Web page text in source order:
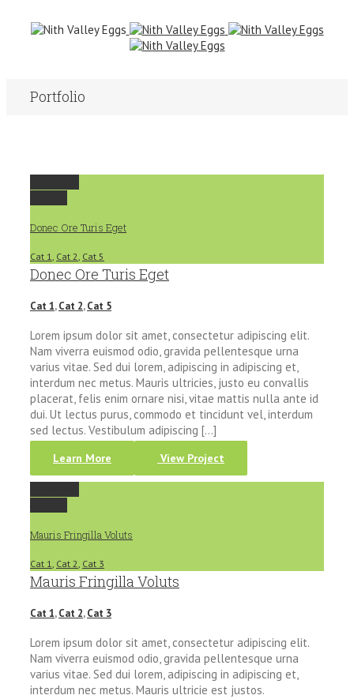
Portfolio
Donec Ore Turis Eget
Cat 1 Cat 2 Cat 5
Donec Ore Turis Eget
Cat 1,Cat 2,Cat 5
Lorem ipsum dolor sit amet, consectetur adipiscing elit.
Nam viverra euismod odio, gravida pellentesque urna
varius vitae. Sed dui lorem, adipiscing in adipiscing et,
interdum nec metus. Mauris ultricies, justo eu convallis
placerat, felis enim ornare nisi, vitae mattis nulla ante id
dui. Ut lectus purus, commodo et tincidunt vel, interdum
sed lectus. Vestibulum adipiscing [...]
Learn More View Project
Mauris Fringilla Voluts
Cat 1 Cat 2 Cat 3
Mauris Fringilla Voluts
Cat 1,Cat 2,Cat 3
Lorem ipsum dolor sit amet, consectetur adipiscing elit.
Nam viverra euismod odio, gravida pellentesque urna
varius vitae. Sed dui lorem, adipiscing in adipiscing et,
interdum nec metus. Mauris ultricie est justos.